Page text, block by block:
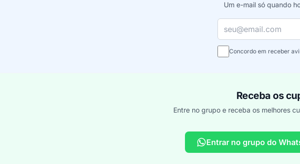
Um e-mail só quando
Concordo em receber
Receba os
Entre no grupo e receba os melhores
Entrar no grupo do